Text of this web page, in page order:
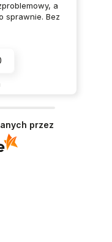
a
sprawnie. Bez
przez